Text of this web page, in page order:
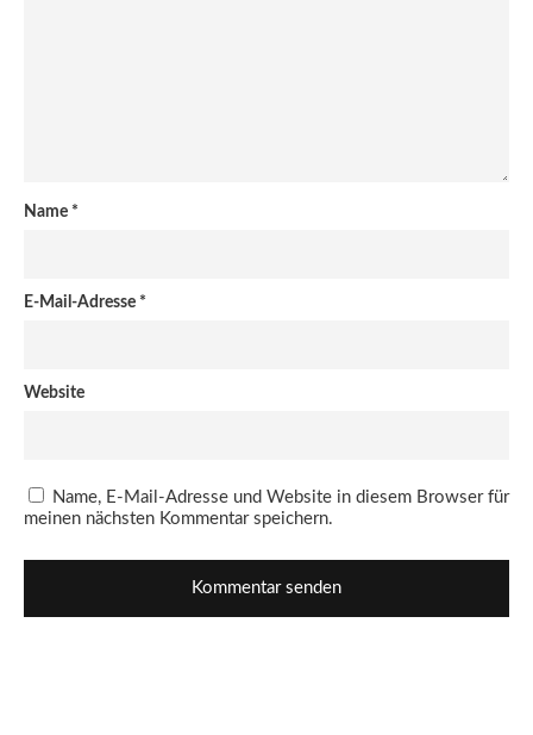
Name *
E-Mail-Adresse *
Website
Name, E-Mail-Adresse und Website in diesem Browser für
meinen nächsten Kommentar speichern.